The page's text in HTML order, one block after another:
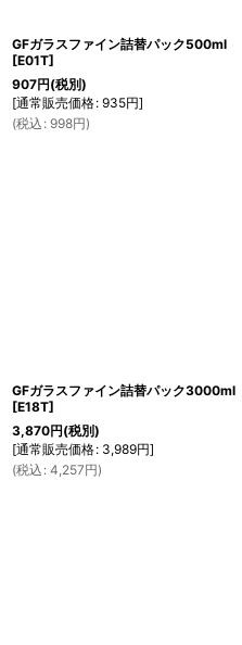
GFガラスファイン詰替パック500ml
[E01T]
907円(税別)
[通常販売価格: 935円]
(税込 : 998円)
GFガラスファイン詰替パック3000ml
[E18T]
3,870円(税別)
[通常販売価格: 3,989円]
(税込 : 4,257円)